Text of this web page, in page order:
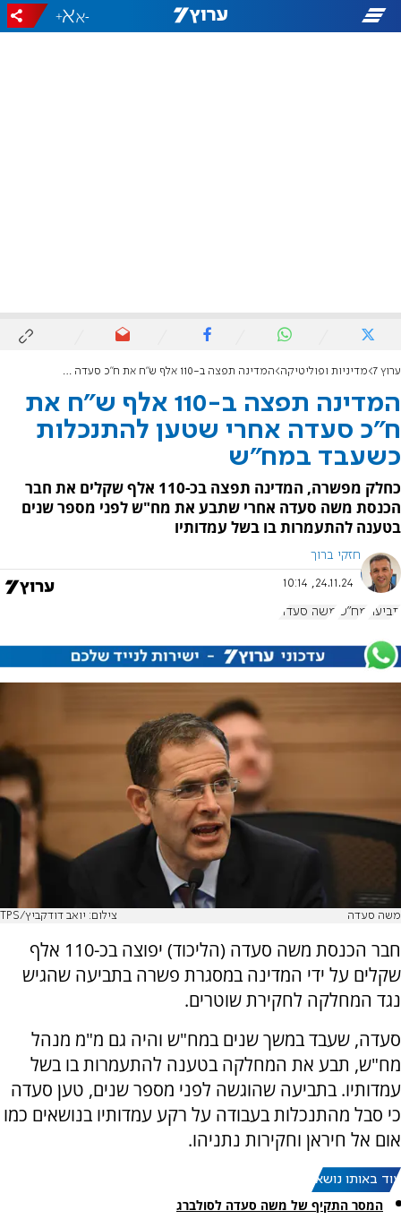
-
+
ערוץ 7 מדיניות ופוליטיקה המדינה תפצה ב-110 אלף ש"ח את ח"כ סעדה אחרי שטען להתנכלות כשעבד במח"ש
המדינה תפצה ב-110 אלף ש"ח את
ח"כ סעדה אחרי שטען להתנכלות
כשעבד במח"ש
כחלק מפשרה, המדינה תפצה בכ-110 אלף שקלים את חבר
הכנסת משה סעדה אחרי שתבע את מח"ש לפני מספר שנים
בטענה להתעמרות בו בשל עמדותיו
חזקי ברוך
24.11.24, 10:14
תביעה מח"ש משה סעדה
משה סעדה צילום: יואב דודקביץ/TPS
חבר הכנסת משה סעדה (הליכוד) יפוצה בכ-110 אלף
שקלים על ידי המדינה במסגרת פשרה בתביעה שהגיש
נגד המחלקה לחקירת שוטרים.
סעדה, שעבד במשך שנים במח"ש והיה גם מ"מ מנהל
מח"ש, תבע את המחלקה בטענה להתעמרות בו בשל
עמדותיו. בתביעה שהוגשה לפני מספר שנים, טען סעדה
כי סבל מהתנכלות בעבודה על רקע עמדותיו בנושאים כמו
אום אל חיראן וחקירות נתניהו.
עוד באותו נושא:
המסר התקיף של משה סעדה לסולברג